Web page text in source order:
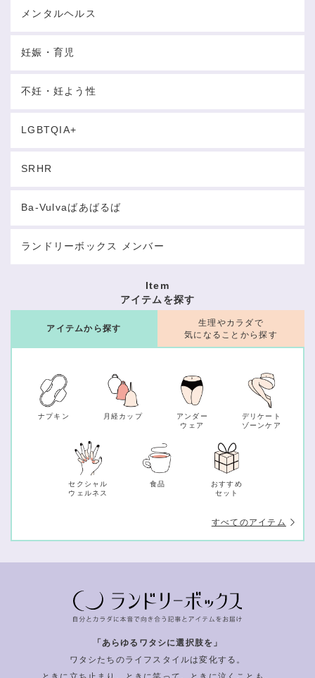
メンタルヘルス
妊娠・育児
不妊・妊よう性
LGBTQIA+
SRHR
Ba-Vulvaばあばるば
ランドリーボックス メンバー
Item
アイテムを探す
アイテムから探す
ナプキン 月経カップ
アンダー
ウェア
デリケート
ゾーンケア
セクシャル
ウェルネス
食品
おすすめ
セット
すべてのアイテム
生理やカラダで
気になることから探す
「あらゆるワタシに選択肢を」
ワタシたちのライフスタイルは変化する。